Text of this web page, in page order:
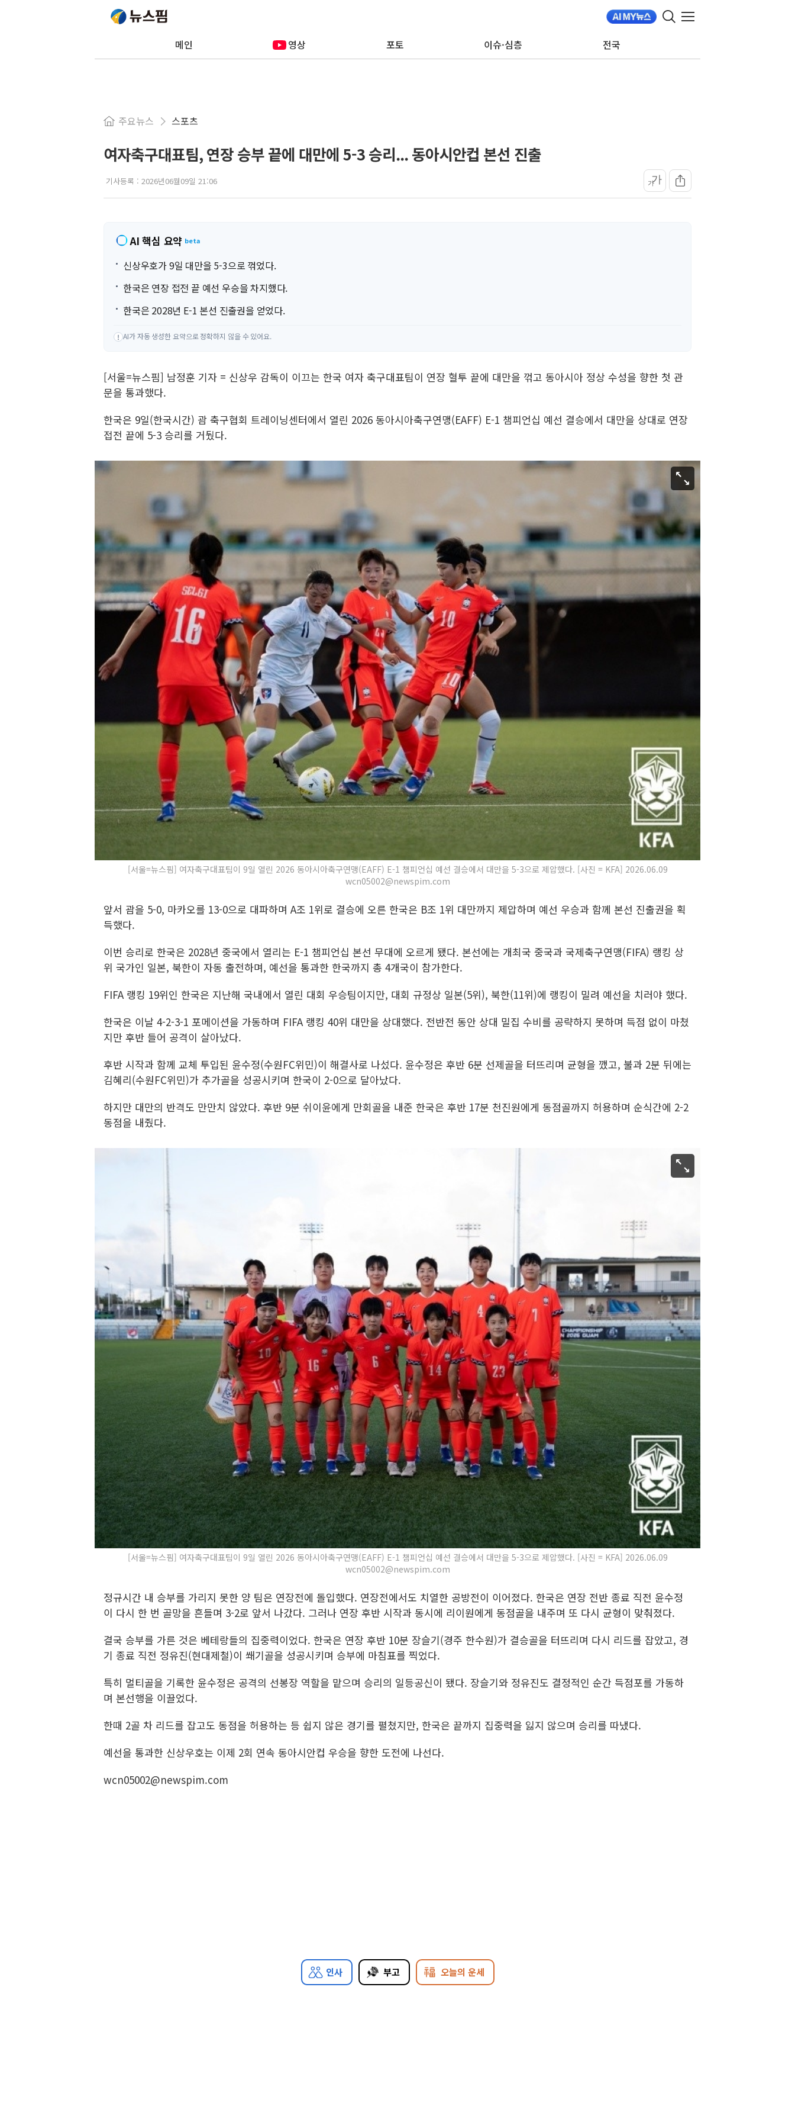
메인 영상 포토 이슈·심층 전국
주요뉴스 스포츠
여자축구대표팀, 연장 승부 끝에 대만에 5-3 승리... 동아시안컵 본선 진출
기사등록 : 2026년06월09일 21:06 가가
AI 핵심 요약 beta
신상우호가 9일 대만을 5-3으로 꺾었다.
한국은 연장 접전 끝 예선 우승을 차지했다.
한국은 2028년 E-1 본선 진출권을 얻었다.
! AI가 자동 생성한 요약으로 정확하지 않을 수 있어요.
[서울=뉴스핌] 남정훈 기자 = 신상우 감독이 이끄는 한국 여자 축구대표팀이 연장 혈투 끝에 대만을 꺾고 동아시아 정상 수성을 향한 첫 관
문을 통과했다.
한국은 9일(한국시간) 괌 축구협회 트레이닝센터에서 열린 2026 동아시아축구연맹(EAFF) E-1 챔피언십 예선 결승에서 대만을 상대로 연장
접전 끝에 5-3 승리를 거뒀다.
[서울=뉴스핌] 여자축구대표팀이 9일 열린 2026 동아시아축구연맹(EAFF) E-1 챔피언십 예선 결승에서 대만을 5-3으로 제압했다. [사진 = KFA] 2026.06.09
wcn05002@newspim.com
앞서 괌을 5-0, 마카오를 13-0으로 대파하며 A조 1위로 결승에 오른 한국은 B조 1위 대만까지 제압하며 예선 우승과 함께 본선 진출권을 획
득했다.
이번 승리로 한국은 2028년 중국에서 열리는 E-1 챔피언십 본선 무대에 오르게 됐다. 본선에는 개최국 중국과 국제축구연맹(FIFA) 랭킹 상
위 국가인 일본, 북한이 자동 출전하며, 예선을 통과한 한국까지 총 4개국이 참가한다.
FIFA 랭킹 19위인 한국은 지난해 국내에서 열린 대회 우승팀이지만, 대회 규정상 일본(5위), 북한(11위)에 랭킹이 밀려 예선을 치러야 했다.
한국은 이날 4-2-3-1 포메이션을 가동하며 FIFA 랭킹 40위 대만을 상대했다. 전반전 동안 상대 밀집 수비를 공략하지 못하며 득점 없이 마쳤
지만 후반 들어 공격이 살아났다.
후반 시작과 함께 교체 투입된 윤수정(수원FC위민)이 해결사로 나섰다. 윤수정은 후반 6분 선제골을 터뜨리며 균형을 깼고, 불과 2분 뒤에는
김혜리(수원FC위민)가 추가골을 성공시키며 한국이 2-0으로 달아났다.
하지만 대만의 반격도 만만치 않았다. 후반 9분 쉬이윤에게 만회골을 내준 한국은 후반 17분 천진원에게 동점골까지 허용하며 순식간에 2-2
동점을 내줬다.
[서울=뉴스핌] 여자축구대표팀이 9일 열린 2026 동아시아축구연맹(EAFF) E-1 챔피언십 예선 결승에서 대만을 5-3으로 제압했다. [사진 = KFA] 2026.06.09
wcn05002@newspim.com
정규시간 내 승부를 가리지 못한 양 팀은 연장전에 돌입했다. 연장전에서도 치열한 공방전이 이어졌다. 한국은 연장 전반 종료 직전 윤수정
이 다시 한 번 골망을 흔들며 3-2로 앞서 나갔다. 그러나 연장 후반 시작과 동시에 리이원에게 동점골을 내주며 또 다시 균형이 맞춰졌다.
결국 승부를 가른 것은 베테랑들의 집중력이었다. 한국은 연장 후반 10분 장슬기(경주 한수원)가 결승골을 터뜨리며 다시 리드를 잡았고, 경
기 종료 직전 정유진(현대제철)이 쐐기골을 성공시키며 승부에 마침표를 찍었다.
특히 멀티골을 기록한 윤수정은 공격의 선봉장 역할을 맡으며 승리의 일등공신이 됐다. 장슬기와 정유진도 결정적인 순간 득점포를 가동하
며 본선행을 이끌었다.
한때 2골 차 리드를 잡고도 동점을 허용하는 등 쉽지 않은 경기를 펼쳤지만, 한국은 끝까지 집중력을 잃지 않으며 승리를 따냈다.
예선을 통과한 신상우호는 이제 2회 연속 동아시안컵 우승을 향한 도전에 나선다.
wcn05002@newspim.com
인사 부고 오늘의 운세